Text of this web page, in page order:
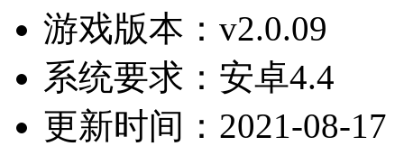
游戏版本：v2.0.09
系统要求：安卓4.4
更新时间：2021-08-17